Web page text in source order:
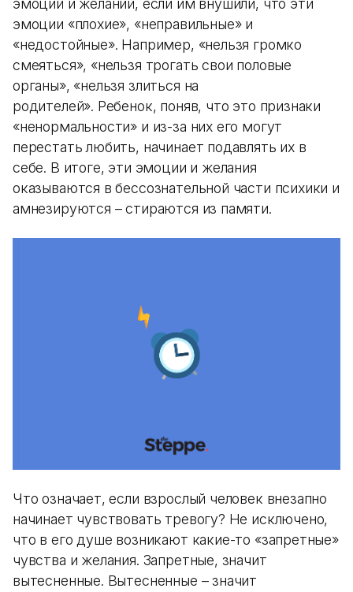
эмоций и желаний, если им внушили, что эти
эмоции «плохие», «неправильные» и
«недостойные». Например, «нельзя громко
смеяться», «нельзя трогать свои половые
органы», «нельзя злиться на
родителей». Ребенок, поняв, что это признаки
«ненормальности» и из-за них его могут
перестать любить, начинает подавлять их в
себе. В итоге, эти эмоции и желания
оказываются в бессознательной части психики и
амнезируются – стираются из памяти.
Что означает, если взрослый человек внезапно
начинает чувствовать тревогу? Не исключено,
что в его душе возникают какие-то «запретные»
чувства и желания. Запретные, значит
вытесненные. Вытесненные – значит